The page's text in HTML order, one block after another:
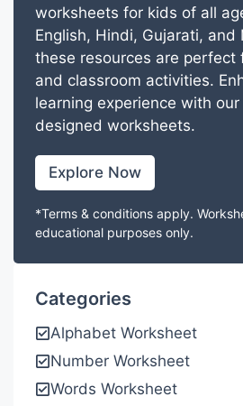
worksheets for kids of all
English, Hindi, Gujarati,
these resources are perfect
and classroom activities.
learning experience with
designed worksheets.
Explore Now
*Terms & conditions apply.
educational purposes only.
Categories
Alphabet Worksheet
Number Worksheet
Words Worksheet